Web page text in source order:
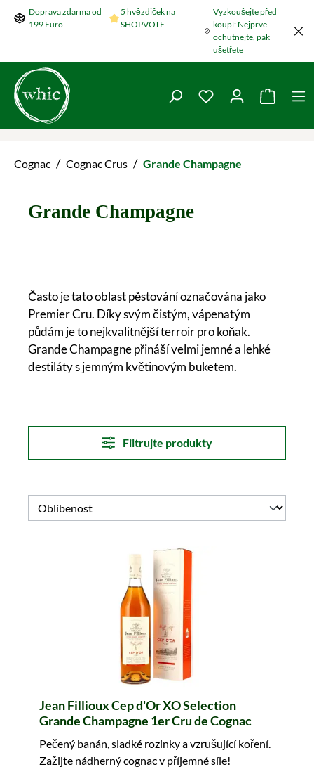
Přeskočit na hlavní obsah
Doprava zdarma od
199 Euro
5 hvězdiček na
SHOPVOTE
Vyzkoušejte před
koupí: Nejprve
ochutnejte, pak
ušetřete
Máte 0 položky v
Cognac / Cognac Crus / Grande Champagne
Grande Champagne
Často je tato oblast pěstování označována jako
Premier Cru. Díky svým čistým, vápenatým
půdám je to nejkvalitnější terroir pro koňak.
Grande Champagne přináší velmi jemné a lehké
destiláty s jemným květinovým buketem.
Filtrujte produkty
Jean Fillioux Cep d'Or XO Selection
Grande Champagne 1er Cru de Cognac
Pečený banán, sladké rozinky a vzrušující koření.
Zažijte nádherný cognac v příjemné síle!